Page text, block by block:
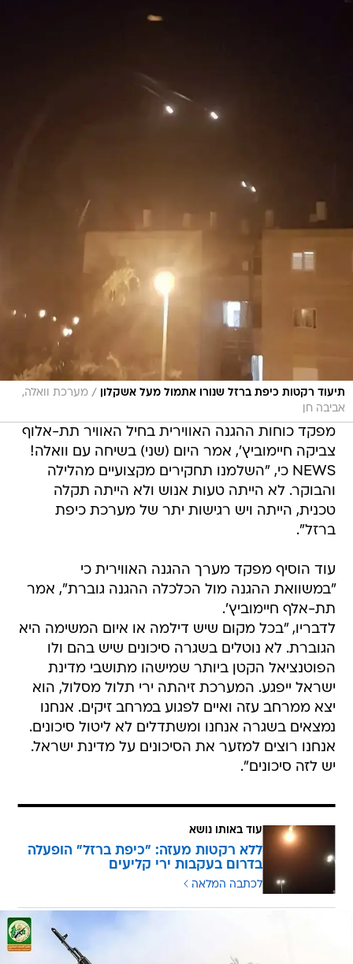
תיעוד רקטות כיפת ברזל שנורו אתמול מעל אשקלון / מערכת וואלה,
אביבה חן
מפקד כוחות ההגנה האווירית בחיל האוויר תת-אלוף
צביקה חיימוביץ', אמר היום (שני) בשיחה עם וואלה!
NEWS כי, "השלמנו תחקירים מקצועיים מהלילה
והבוקר. לא הייתה טעות אנוש ולא הייתה תקלה
טכנית, הייתה ויש רגישות יתר של מערכת כיפת
ברזל".
עוד הוסיף מפקד מערך ההגנה האווירית כי
"במשוואת ההגנה מול הכלכלה ההגנה גוברת", אמר
תת-אלף חיימוביץ'.
לדבריו, "בכל מקום שיש דילמה או איום המשימה היא
הגוברת. לא נוטלים בשגרה סיכונים שיש בהם ולו
הפוטנציאל הקטן ביותר שמישהו מתושבי מדינת
ישראל ייפגע. המערכת זיהתה ירי תלול מסלול, הוא
יצא ממרחב עזה ואיים לפגוע במרחב זיקים. אנחנו
נמצאים בשגרה אנחנו ומשתדלים לא ליטול סיכונים.
אנחנו רוצים למזער את הסיכונים על מדינת ישראל.
יש לזה סיכונים".
עוד באותו נושא
ללא רקטות מעזה: "כיפת ברזל" הופעלה
בדרום בעקבות ירי קליעים
לכתבה המלאה